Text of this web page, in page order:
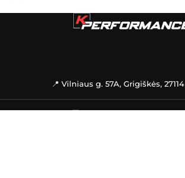
📍 Vilniaus g. 57A, Grigiškės,
🚚PREKIŲ PRISTATYMAS